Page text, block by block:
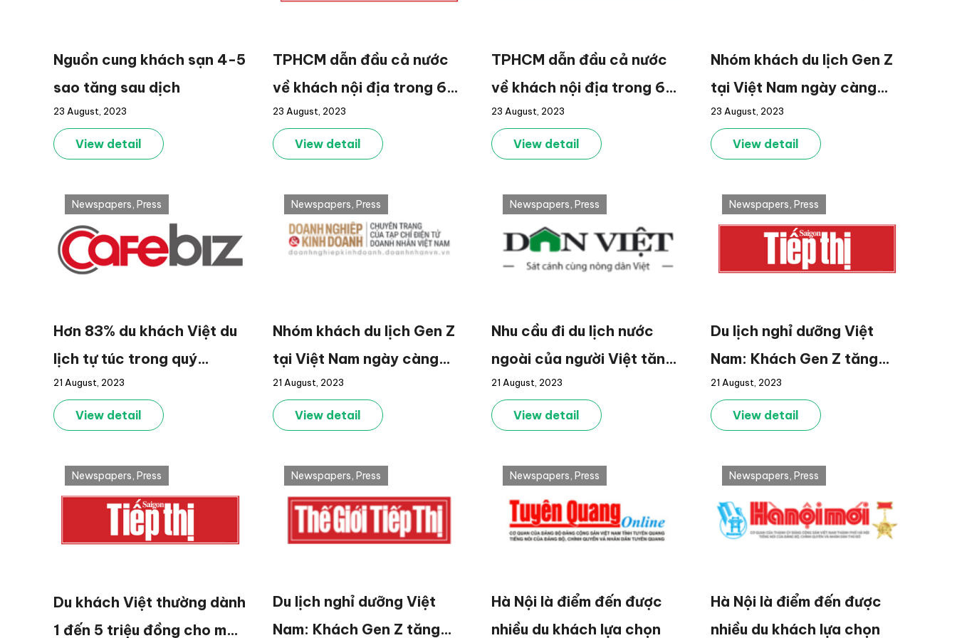
Nguồn cung khách sạn 4-5
sao tăng sau dịch
23 August, 2023
View detail
TPHCM dẫn đầu cả nước
về khách nội địa trong 6
tháng đầu năm
23 August, 2023
View detail
TPHCM dẫn đầu cả nước
về khách nội địa trong 6
tháng đầu năm
23 August, 2023
View detail
Nhóm khách du lịch Gen Z
tại Việt Nam ngày càng
tăng
23 August, 2023
View detail
Hơn 83% du khách Việt du
lịch tự túc trong quý
2/2023, Bà Rịa – Vũng Tàu
là điểm đến được yêu thích
Newspapers, Press
21 August, 2023
View detail
Nhóm khách du lịch Gen Z
tại Việt Nam ngày càng
tăng
Newspapers, Press
21 August, 2023
View detail
Nhu cầu đi du lịch nước
ngoài của người Việt tăng
trở lại
Newspapers, Press
21 August, 2023
View detail
Du lịch nghỉ dưỡng Việt
Nam: Khách Gen Z tăng
trưởng cao, 84% chọn đi
tự túc
Newspapers, Press
21 August, 2023
View detail
Du khách Việt thường dành
1 đến 5 triệu đồng cho mỗi
Newspapers, Press
Du lịch nghỉ dưỡng Việt
Nam: Khách Gen Z tăng
Newspapers, Press
Hà Nội là điểm đến được
nhiều du khách lựa chọn
Newspapers, Press
Hà Nội là điểm đến được
nhiều du khách lựa chọn
Newspapers, Press